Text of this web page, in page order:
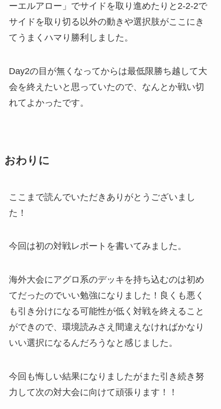
ーエルアロー」でサイドを取り進めたりと2-2-2で
サイドを取り切る以外の動きや選択肢がここにき
てうまくハマり勝利しました。
Day2の目が無くなってからは最低限勝ち越して大
会を終えたいと思っていたので、なんとか戦い切
れてよかったです。
おわりに
ここまで読んでいただきありがとうございまし
た！
今回は初の対戦レポートを書いてみました。
海外大会にアグロ系のデッキを持ち込むのは初め
てだったのでいい勉強になりました！良くも悪く
も引き分けになる可能性が低く対戦を終えること
ができので、環境読みさえ間違えなければかなり
いい選択になるんだろうなと感じました。
今回も悔しい結果になりましたがまた引き続き努
力して次の対大会に向けて頑張ります！！